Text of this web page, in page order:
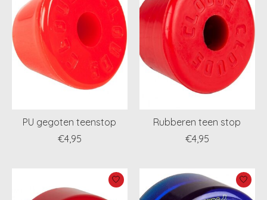
PU gegoten teenstop
€4,95
Rubberen teen stop
€4,95